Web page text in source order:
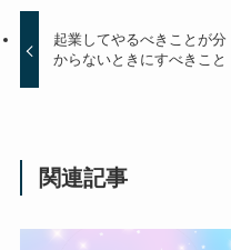
起業してやるべきことが分
からないときにすべきこと
関連記事